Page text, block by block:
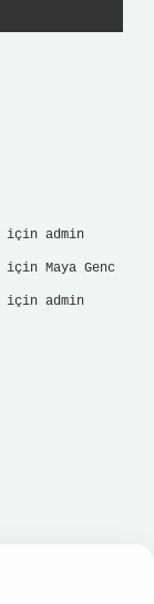
için admin
için Maya Genc
için admin